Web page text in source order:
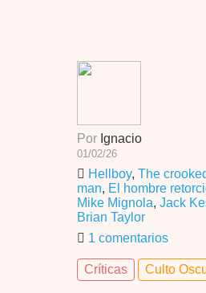
Por Ignacio
01/02/26
Hellboy, The
man, El hombre
Mike Mignola, Jack
Brian Taylor
1 comentarios
Críticas Culto